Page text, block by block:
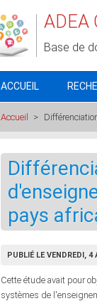
ADEA
Base de
ACCUEIL
Accueil >
pays
PUBLIÉ LE VENDREDI, 4
Cette étude avait pour
systèmes de